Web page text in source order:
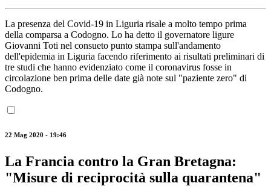
La presenza del Covid-19 in Liguria risale a molto tempo prima
della comparsa a Codogno. Lo ha detto il governatore ligure
Giovanni Toti nel consueto punto stampa sull'andamento
dell'epidemia in Liguria facendo riferimento ai risultati preliminari di
tre studi che hanno evidenziato come il coronavirus fosse in
circolazione ben prima delle date già note sul "paziente zero" di
Codogno.
22 Mag 2020 - 19:46
La Francia contro la Gran Bretagna:
"Misure di reciprocità sulla quarantena"